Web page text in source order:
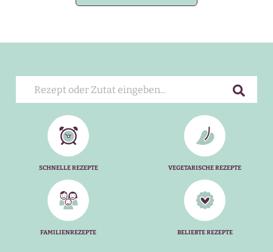
SCHNELLE REZEPTE VEGETARISCHE REZEPTE
FAMILIENREZEPTE BELIEBTE REZEPTE